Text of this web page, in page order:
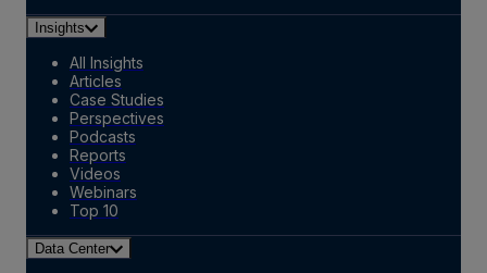
Insights
All Insights
Articles
Case Studies
Perspectives
Podcasts
Reports
Videos
Webinars
Top 10
Data Center